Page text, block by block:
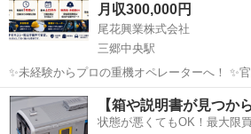
月収300,000円
尾花興業株式会社
三郷中央駅
✨未経験からプロの重機オペレーターへ！ ✨
取引の安定企業 ✨土日祝休/月残業1時間程で
わせて目指せるキャリアアップへの道 当社では、経験を積みながら一
歩ずつ 成...
埼玉 三郷市 三郷中央駅 その他
【箱や説明書が見つか
状態が悪くてもOK！最大限